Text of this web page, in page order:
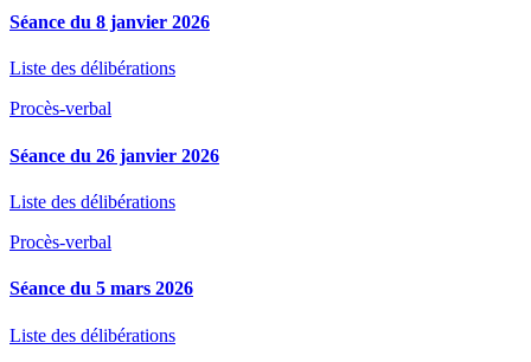
Séance du 8 janvier 2026
Liste des délibérations
Procès-verbal
Séance du 26 janvier 2026
Liste des délibérations
Procès-verbal
Séance du 5 mars 2026
Liste des délibérations